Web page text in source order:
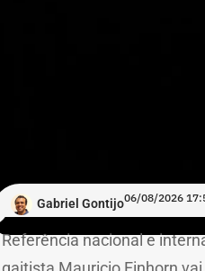
Gabriel Gontijo06/08/2026
Referência nacional e